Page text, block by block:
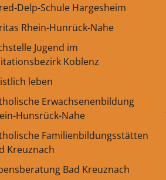
Delp-Schule Hargesheim
Rhein-Hunrück-Nahe
Jugend im
Koblenz
leben
Erwachsenenbildung
Hunsrück-Nahe
Familienbildungsstätten
Kreuznach
Bad Kreuznach